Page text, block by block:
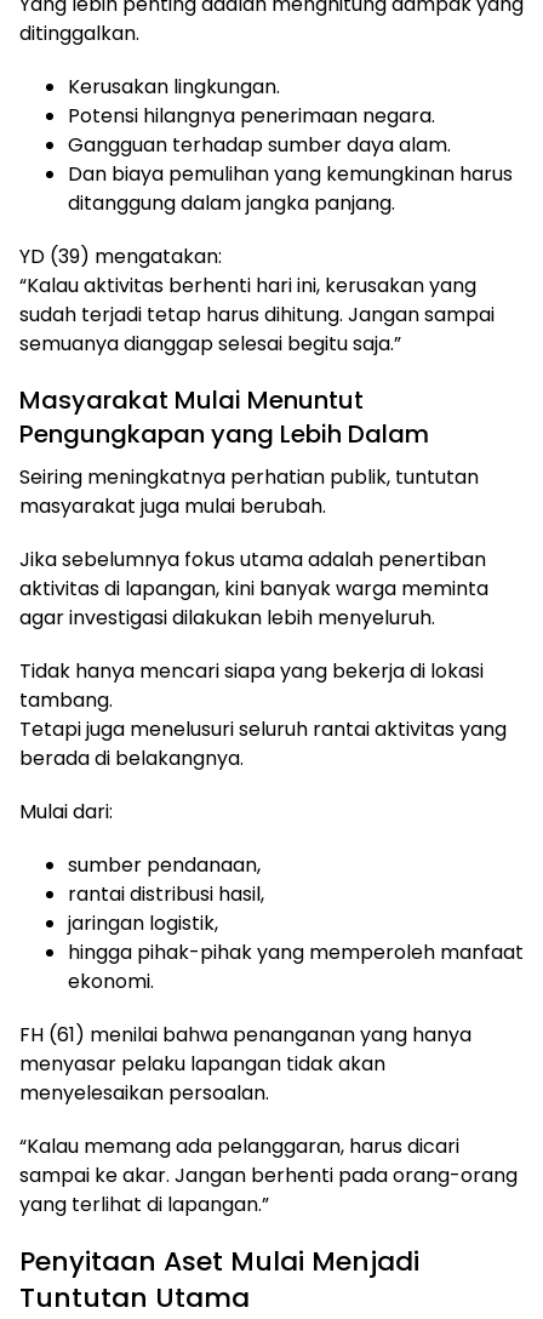
ditinggalkan.
Kerusakan lingkungan.
Potensi hilangnya penerimaan negara.
Gangguan terhadap sumber daya alam.
Dan biaya pemulihan yang kemungkinan harus
ditanggung dalam jangka panjang.
YD (39) mengatakan:
“Kalau aktivitas berhenti hari ini, kerusakan yang
sudah terjadi tetap harus dihitung. Jangan sampai
semuanya dianggap selesai begitu saja.”
Masyarakat Mulai Menuntut
Pengungkapan yang Lebih Dalam
Seiring meningkatnya perhatian publik, tuntutan
masyarakat juga mulai berubah.
Jika sebelumnya fokus utama adalah penertiban
aktivitas di lapangan, kini banyak warga meminta
agar investigasi dilakukan lebih menyeluruh.
Tidak hanya mencari siapa yang bekerja di lokasi
tambang.
Tetapi juga menelusuri seluruh rantai aktivitas yang
berada di belakangnya.
Mulai dari:
sumber pendanaan,
rantai distribusi hasil,
jaringan logistik,
hingga pihak-pihak yang memperoleh manfaat
ekonomi.
FH (61) menilai bahwa penanganan yang hanya
menyasar pelaku lapangan tidak akan
menyelesaikan persoalan.
“Kalau memang ada pelanggaran, harus dicari
sampai ke akar. Jangan berhenti pada orang-orang
yang terlihat di lapangan.”
Penyitaan Aset Mulai Menjadi
Tuntutan Utama